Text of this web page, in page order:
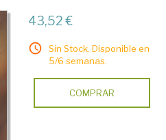
43,52 €
Sin Stock. Disponible en
5/6 semanas.
COMPRAR